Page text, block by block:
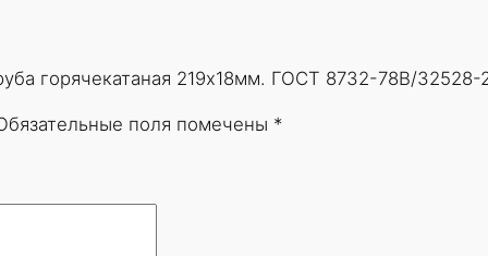
т
а
горячекатаная 219х18мм. ГОСТ 8732-78В/32528-
поля помечены *